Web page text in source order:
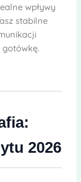
wpływy
stabilne
2026